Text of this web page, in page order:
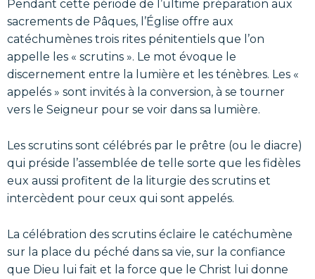
Pendant cette période de l’ultime préparation aux
sacrements de Pâques, l’Église offre aux
catéchumènes trois rites pénitentiels que l’on
appelle les « scrutins ». Le mot évoque le
discernement entre la lumière et les ténèbres. Les «
appelés » sont invités à la conversion, à se tourner
vers le Seigneur pour se voir dans sa lumière.
Les scrutins sont célébrés par le prêtre (ou le diacre)
qui préside l’assemblée de telle sorte que les fidèles
eux aussi profitent de la liturgie des scrutins et
intercèdent pour ceux qui sont appelés.
La célébration des scrutins éclaire le catéchumène
sur la place du péché dans sa vie, sur la confiance
que Dieu lui fait et la force que le Christ lui donne